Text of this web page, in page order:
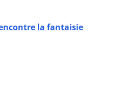
la fantaisie